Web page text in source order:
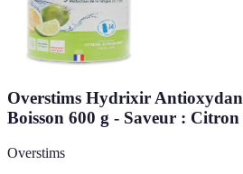
Overstims Hydrixir
Boisson 600 g - Saveur :
Overstims